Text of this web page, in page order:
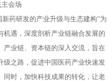
会场
研发的产业升级与生态建构”为
机遇，深度剖析产业链融合发展的
产业链、资本链的深入交流，旨在
级之路，促进中国医药产业快速发
同时，加快科技成果的转化，让老